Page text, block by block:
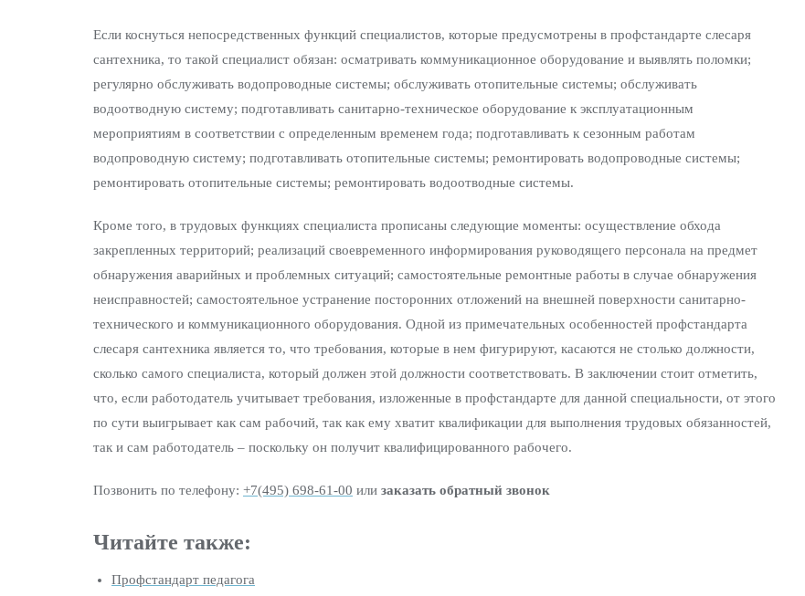
Если коснуться непосредственных функций специалистов, которые предусмотрены в профстандарте слесаря
сантехника, то такой специалист обязан: осматривать коммуникационное оборудование и выявлять поломки;
регулярно обслуживать водопроводные системы; обслуживать отопительные системы; обслуживать
водоотводную систему; подготавливать санитарно-техническое оборудование к эксплуатационным
мероприятиям в соответствии с определенным временем года; подготавливать к сезонным работам
водопроводную систему; подготавливать отопительные системы; ремонтировать водопроводные системы;
ремонтировать отопительные системы; ремонтировать водоотводные системы.
Кроме того, в трудовых функциях специалиста прописаны следующие моменты: осуществление обхода
закрепленных территорий; реализаций своевременного информирования руководящего персонала на предмет
обнаружения аварийных и проблемных ситуаций; самостоятельные ремонтные работы в случае обнаружения
неисправностей; самостоятельное устранение посторонних отложений на внешней поверхности санитарно-
технического и коммуникационного оборудования. Одной из примечательных особенностей профстандарта
слесаря сантехника является то, что требования, которые в нем фигурируют, касаются не столько должности,
сколько самого специалиста, который должен этой должности соответствовать. В заключении стоит отметить,
что, если работодатель учитывает требования, изложенные в профстандарте для данной специальности, от этого
по сути выигрывает как сам рабочий, так как ему хватит квалификации для выполнения трудовых обязанностей,
так и сам работодатель – поскольку он получит квалифицированного рабочего.
Позвонить по телефону: +7(495) 698-61-00 или заказать обратный звонок
Читайте также:
Профстандарт педагога